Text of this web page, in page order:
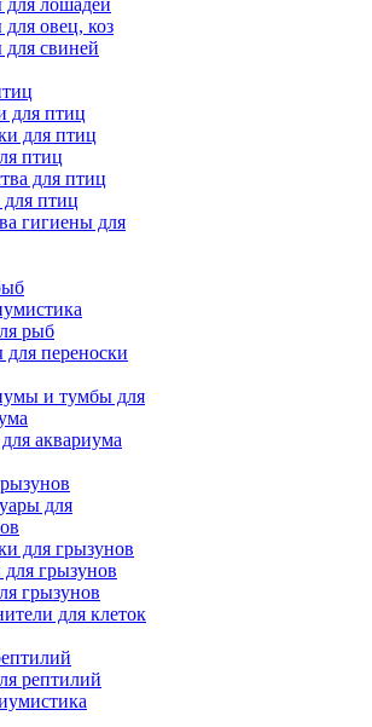
для лошадей
овец, коз
для свиней
для птиц
для птиц
птиц
для птиц
птиц
гигиены для
рыб
переноски
и тумбы для
аквариума
для
для грызунов
грызунов
грызунов
для клеток
рептилий